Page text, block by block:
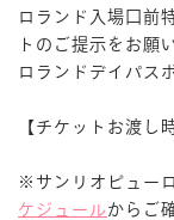
ロランド入場口前
トのご提示をお願
ロランドデイパス
【チケットお渡し
※サンリオピュー
ケジュールからご